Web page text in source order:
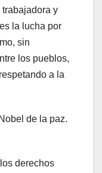
trabajadora y
la lucha por
sin
los pueblos,
a la
de la paz.
derechos